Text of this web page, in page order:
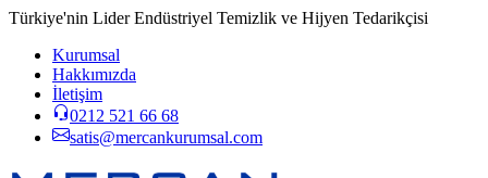
Türkiye'nin Lider Endüstriyel Temizlik ve Hijyen Tedarikçisi
Kurumsal
Hakkımızda
İletişim
0212 521 66 68
satis@mercankurumsal.com